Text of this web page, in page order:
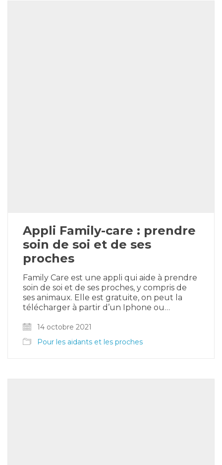
Appli Family-care : prendre
soin de soi et de ses
proches
Family Care est une appli qui aide à prendre
soin de soi et de ses proches, y compris de
ses animaux. Elle est gratuite, on peut la
télécharger à partir d’un Iphone ou…
14 octobre 2021
Pour les aidants et les proches